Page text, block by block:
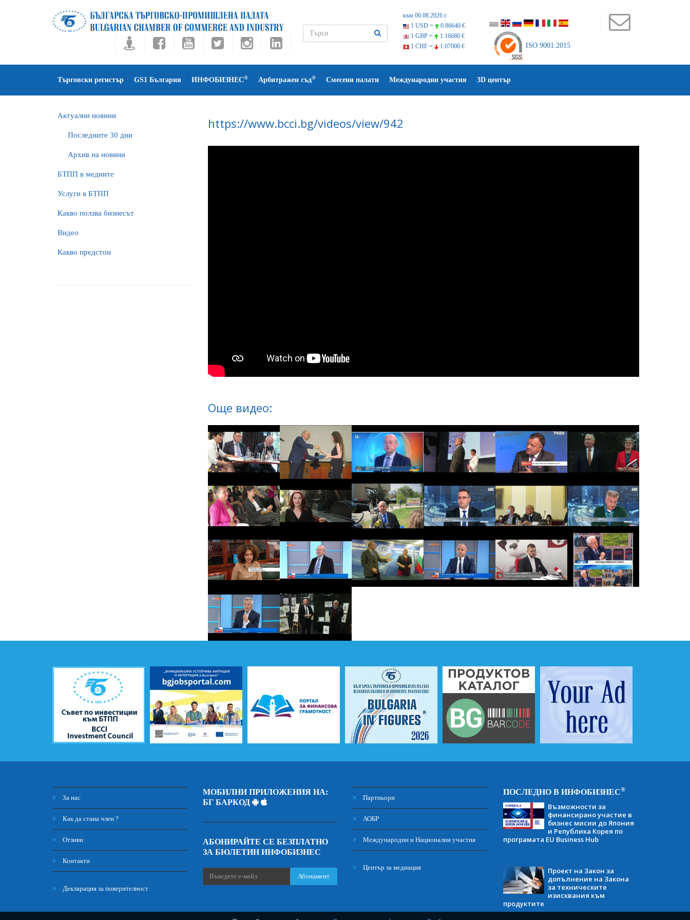
към 06.08.2026 г.
1 USD =
0.86640 €
1 GBP =
1.16680 €
1 CHF =
1.07000 € ISO 9001:2015
Търговски регистър GS1 България ИНФОБИЗНЕС® Арбитражен съд® Смесени палати Международни участия 3D център
Актуални новини
Последните 30 дни
Архив на новини
БTПП в медиите
Услуги в БТПП
Какво ползва бизнесът
Видео
Какво предстои
https://www.bcci.bg/videos/view/942
Още видео:
За нас
Как да стана член ?
Отзиви
Контакти
Декларация за поверителност
МОБИЛНИ ПРИЛОЖЕНИЯ НА:
БГ БАРКОД
АБОНИРАЙТЕ СЕ БЕЗПЛАТНО
ЗА БЮЛЕТИН ИНФОБИЗНЕС
Абонамент
Партньори
АОБР
Международни и Национални участия
Център за медиация
ПОСЛЕДНО В ИНФОБИЗНЕС®
Възможности за
финансирано участие в
бизнес мисии до Япония
и Република Корея по
програмата EU Business Hub
Проект на Закон за
допълнение на Закона
за техническите
изисквания към
продуктите